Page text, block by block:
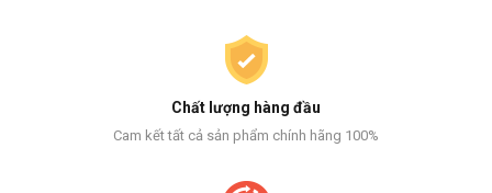
Chất lượng hàng đầu
Cam kết tất cả sản phẩm chính hãng 100%